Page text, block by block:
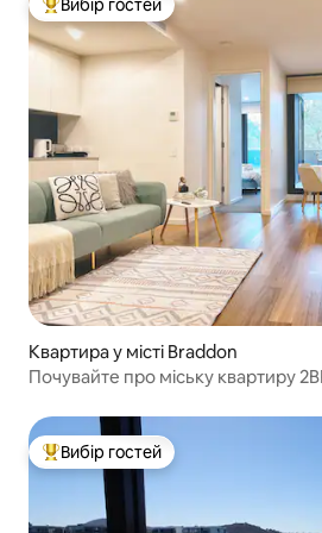
Топ вибір гостей
Вибір гостей
Квартира у місті Braddon
Почувайте про міську квартиру
Топ вибір гостей
Вибір гостей